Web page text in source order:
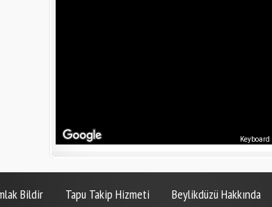
Bildir Tapu Takip Hizmeti Beylikdüzü Hakkında